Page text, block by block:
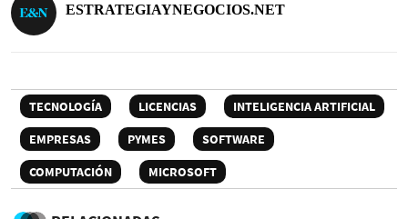
ESTRATEGIAYNEGOCIOS.NET
TECNOLOGÍA LICENCIAS
INTELIGENCIA ARTIFICIAL
EMPRESAS
PYMES
SOFTWARE
COMPUTACIÓN
MICROSOFT